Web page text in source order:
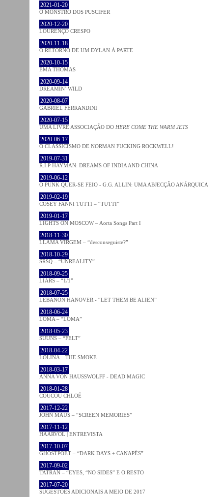
2021-01-20
O MONSTRO DOS PUSCIFER
2020-12-20
LOURENÇO CRESPO
2020-11-18
O RETORNO DE UM DYLAN À PARTE
2020-10-15
EMA THOMAS
2020-09-14
DREAMIN’ WILD
2020-08-07
GABRIEL FERRANDINI
2020-07-15
UMA LIVRE ASSOCIAÇÃO DO HERE COME THE WARM JETS
2020-06-17
O CLASSICISMO DE NORMAN FUCKING ROCKWELL!
2019-07-31
R.I.P HAYMAN: DREAMS OF INDIA AND CHINA
2019-06-12
O PUNK QUER-SE FEIO - G.G. ALLIN: UMA ABJECÇÃO ANÁRQUICA
2019-02-19
COSEY FANNI TUTTI – “TUTTI”
2019-01-17
LIGHTS ON MOSCOW – Aorta Songs Part I
2018-11-30
LLAMA VIRGEM – “desconseguiste?”
2018-10-29
SRSQ – “UNREALITY”
2018-09-25
LIARS – “1/1”
2018-07-25
LEBANON HANOVER - “LET THEM BE ALIEN”
2018-06-24
LOMA – “LOMA”
2018-05-23
SUUNS – “FELT”
2018-04-22
LOLINA – THE SMOKE
2018-03-17
ANNA VON HAUSSWOLFF - DEAD MAGIC
2018-01-28
COUCOU CHLOÉ
2017-12-22
JOHN MAUS – “SCREEN MEMORIES”
2017-11-12
HAARVÖL | ENTREVISTA
2017-10-07
GHOSTPOET – “DARK DAYS + CANAPÉS”
2017-09-02
TATRAN – “EYES, “NO SIDES” E O RESTO
2017-07-20
SUGESTÕES ADICIONAIS A MEIO DE 2017